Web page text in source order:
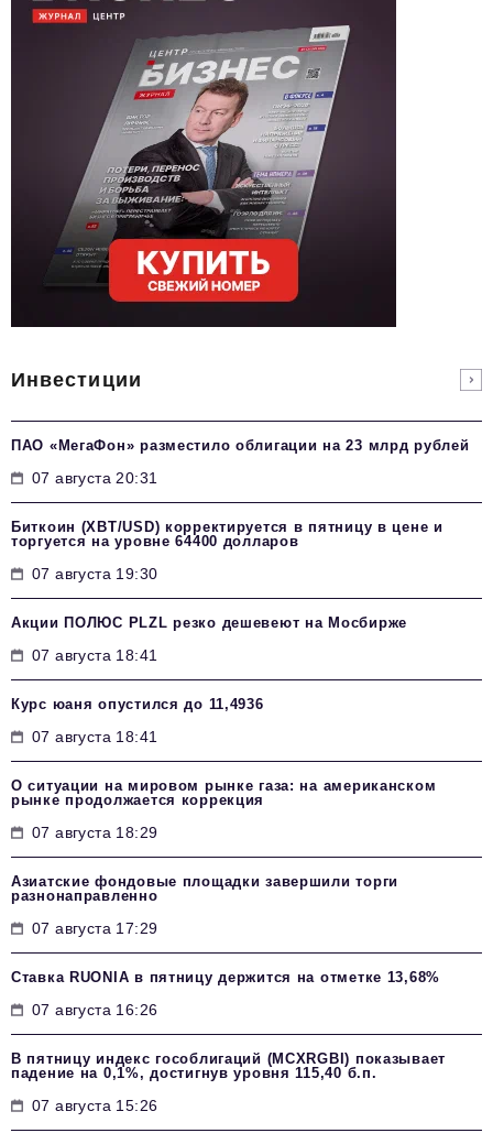
Инвестиции
ПАО «МегаФон» разместило облигации на 23 млрд рублей
07 августа 20:31
Биткоин (XBT/USD) корректируется в пятницу в цене и
торгуется на уровне 64400 долларов
07 августа 19:30
Акции ПОЛЮС PLZL резко дешевеют на Мосбирже
07 августа 18:41
Курс юаня опустился до 11,4936
07 августа 18:41
О ситуации на мировом рынке газа: на американском
рынке продолжается коррекция
07 августа 18:29
Азиатские фондовые площадки завершили торги
разнонаправленно
07 августа 17:29
Ставка RUONIA в пятницу держится на отметке 13,68%
07 августа 16:26
В пятницу индекс гособлигаций (MCXRGBI) показывает
падение на 0,1%, достигнув уровня 115,40 б.п.
07 августа 15:26